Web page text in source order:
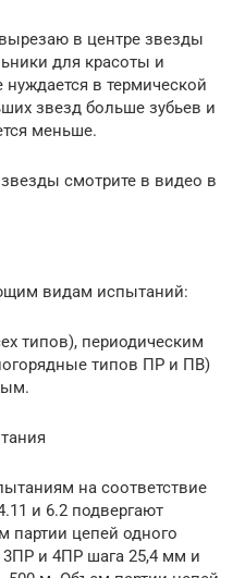
в центре звезды
для красоты и
в термической
звезд больше зубьев и
меньше.
смотрите в видео в
видам испытаний:
типов), периодическим
типов ПР и ПВ)
на соответствие
и 6.2 подвергают
партии цепей одного
и 4ПР шага 25,4 мм и